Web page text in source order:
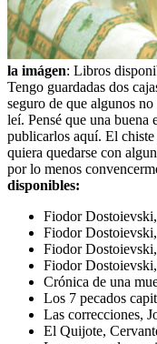
la imágen: Libros
Tengo guardadas dos
seguro de que algunos
leí. Pensé que una buena
publicarlos aquí. El chiste
quiera quedarse con
por lo menos
disponibles:
Fiodor
Fiodor
Fiodor
Fiodor
Crónica de una
Los 7 pecados
Las correcciones,
El Quijote,